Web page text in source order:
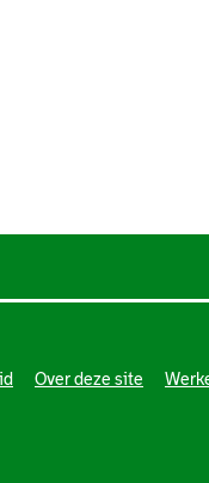
Over deze site